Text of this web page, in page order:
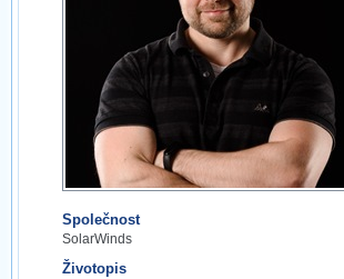
Společnost
SolarWinds
Životopis